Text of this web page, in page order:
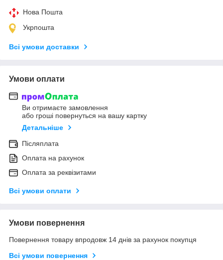
Нова Пошта
Укрпошта
Всі умови доставки
Умови оплати
Ви отримаєте замовлення
або гроші повернуться на вашу картку
Детальніше
Післяплата
Оплата на рахунок
Оплата за реквізитами
Всі умови оплати
Умови повернення
Повернення товару впродовж 14 днів за рахунок покупця
Всі умови повернення